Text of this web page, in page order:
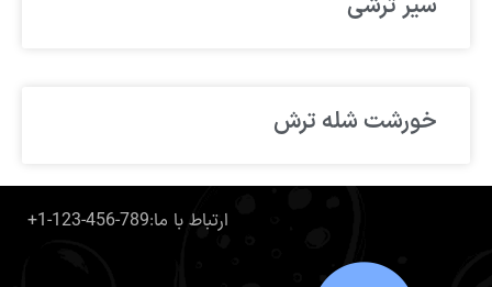
خورشت شله ترش
+1-123-456-789:ارتباط با ما